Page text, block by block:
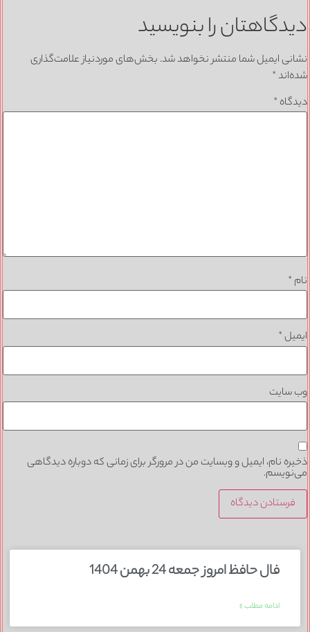
را بنویسید
ایمیل شما منتشر نخواهد شد.بخش‌های موردنیاز علامت‌گذاری
*
*
*
*
نام، ایمیل و وبسایت من در مرورگر برای زمانی که دوباره دیدگاهی
فال حافظ امروز جمعه 24 بهمن 1404
ادامه مطلب »